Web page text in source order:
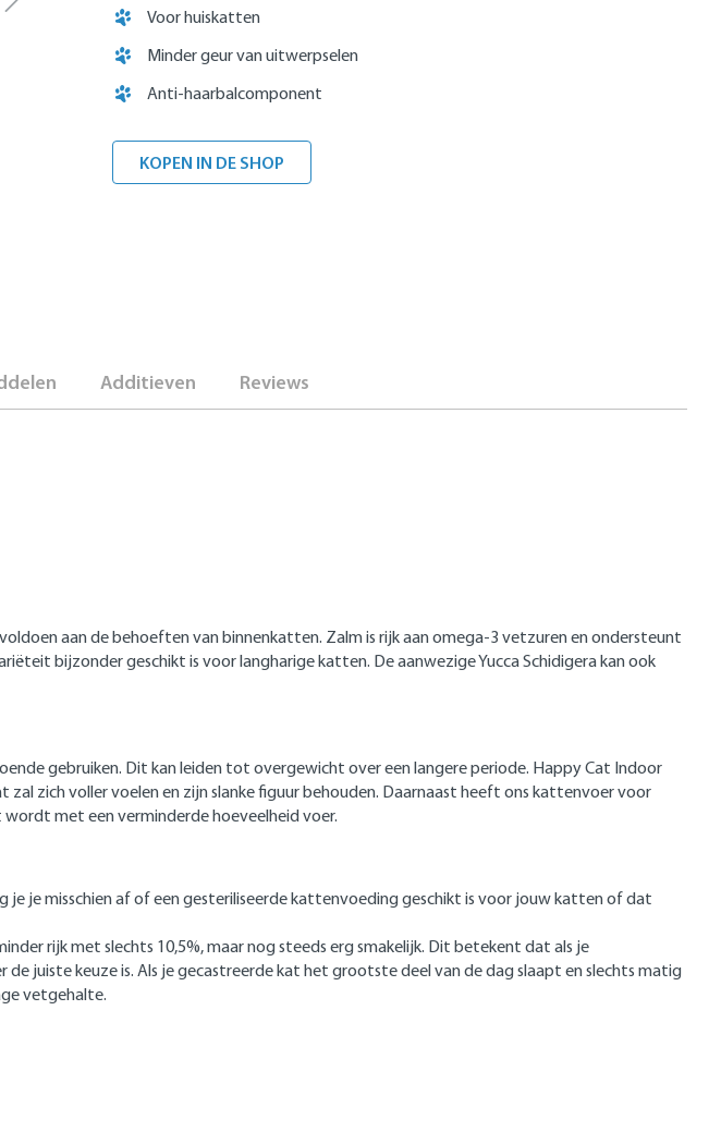
Voor huiskatten
Minder geur van uitwerpselen
Anti-haarbalcomponent
KOPEN IN DE SHOP
Additieven Reviews
aan de behoeften van binnenkatten. Zalm is rijk aan omega-3 vetzuren en ondersteunt
bijzonder geschikt is voor langharige katten. De aanwezige Yucca Schidigera kan ook
gebruiken. Dit kan leiden tot overgewicht over een langere periode. Happy Cat Indoor
zich voller voelen en zijn slanke figuur behouden. Daarnaast heeft ons kattenvoer voor
met een verminderde hoeveelheid voer.
je je misschien af of een gesteriliseerde kattenvoeding geschikt is voor jouw katten of dat
rijk met slechts 10,5%, maar nog steeds erg smakelijk. Dit betekent dat als je
juiste keuze is. Als je gecastreerde kat het grootste deel van de dag slaapt en slechts matig
vetgehalte.